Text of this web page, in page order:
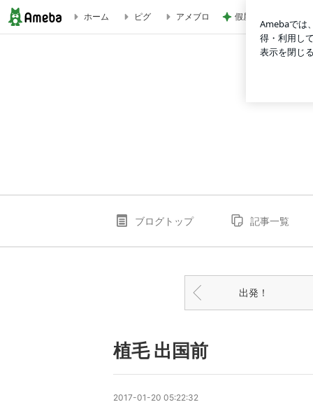
ホーム ピグ アメブロ 假屋崎省吾 軽井沢駅
ブログトップ 記事一覧
出発！
植毛 出国前
2017-01-20 05:22:32